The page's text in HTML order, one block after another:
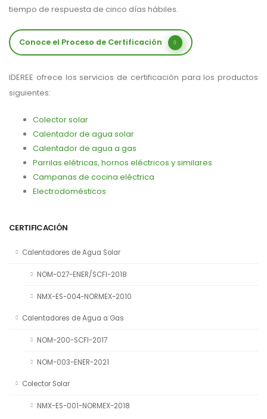
CERTIFICACIÓN
Calentadores de Agua Solar
NOM-027-ENER/SCFI-2018
NMX-ES-004-NORMEX-2010
Calentadores de Agua a Gas
NOM-200-SCFI-2017
NOM-003-ENER-2021
Colector Solar
NMX-ES-001-NORMEX-2018
tiempo de respuesta de cinco días hábiles.
Conoce el Proceso de Certificación
IDEREE ofrece los servicios de certificación para los productos
siguientes:
Colector solar
Calentador de agua solar
Calentador de agua a gas
Parrilas elétricas, hornos eléctricos y similares
Campanas de cocina eléctrica
Electrodomésticos